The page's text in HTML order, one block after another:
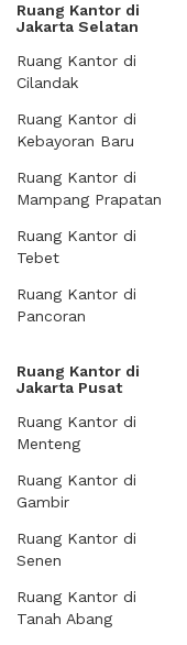
Ruang Kantor di
Jakarta Selatan
Ruang Kantor di
Cilandak
Ruang Kantor di
Kebayoran Baru
Ruang Kantor di
Mampang Prapatan
Ruang Kantor di
Tebet
Ruang Kantor di
Pancoran
Ruang Kantor di
Jakarta Pusat
Ruang Kantor di
Menteng
Ruang Kantor di
Gambir
Ruang Kantor di
Senen
Ruang Kantor di
Tanah Abang